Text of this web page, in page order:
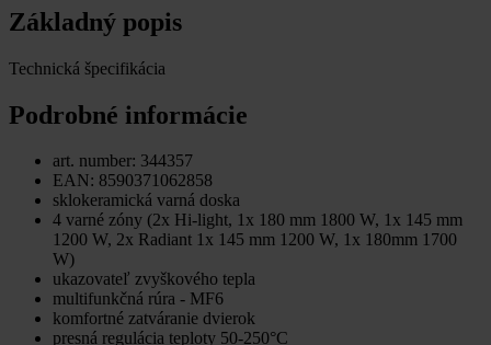
Základný popis
Technická špecifikácia
Podrobné informácie
art. number: 344357
EAN: 8590371062858
sklokeramická varná doska
4 varné zóny (2x Hi-light, 1x 180 mm 1800 W, 1x 145 mm
1200 W, 2x Radiant 1x 145 mm 1200 W, 1x 180mm 1700
W)
ukazovateľ zvyškového tepla
multifunkčná rúra - MF6
komfortné zatváranie dvierok
presná regulácia teploty 50-250°C